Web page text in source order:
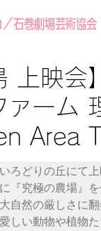
石巻劇場芸術協会
上映
ァーム
Area
ろどりの丘にて上
『究極の農場』
自然の厳しさに
しい動物や植物